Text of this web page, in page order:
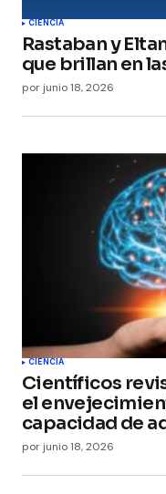
CIENCIA
Rastaban y
que brillan en
por junio 18, 2026
CIENCIA
Científicos
el
capacidad de
por junio 18, 2026